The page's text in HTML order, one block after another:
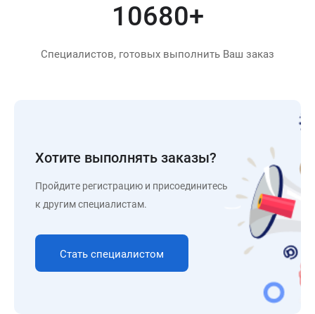
12000+
Специалистов, готовых выполнить Ваш заказ
Хотите выполнять заказы?
Пройдите регистрацию и присоединитесь
к другим специалистам.
Стать специалистом